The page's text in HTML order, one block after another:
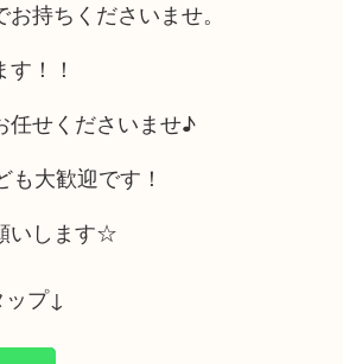
持ちくださいませ。
！！
任せくださいませ♪
も大歓迎です！
いします☆
プ↓